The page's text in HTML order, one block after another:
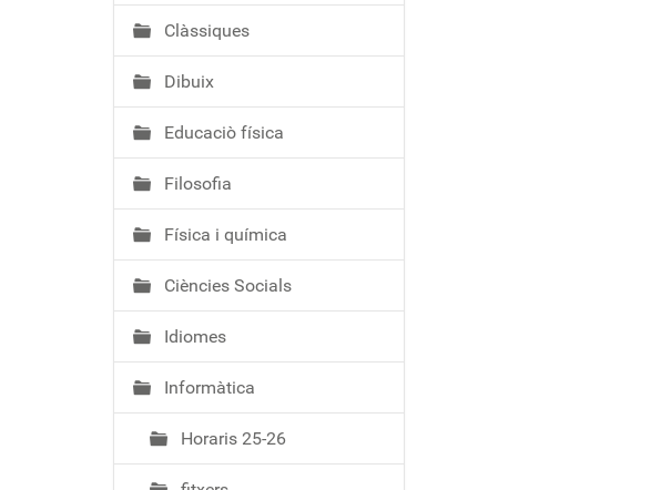
a
c
ó
Clàssiques
Dibuix
Educaciò física
Filosofia
Física i química
Ciències Socials
Idiomes
Informàtica
Horaris 25-26